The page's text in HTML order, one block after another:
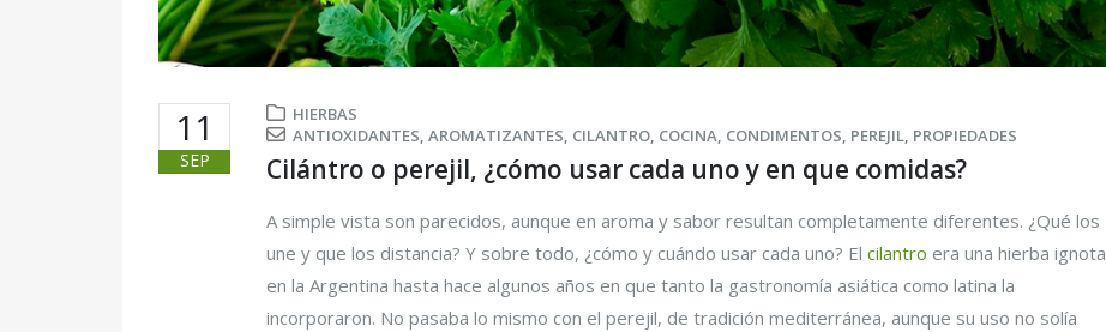
11
SEP
HIERBAS
ANTIOXIDANTES, AROMATIZANTES, CILANTRO, COCINA, CONDIMENTOS, PEREJIL, PROPIEDADES
Cilántro o perejil, ¿cómo usar cada uno y en que comidas?
A simple vista son parecidos, aunque en aroma y sabor resultan completamente diferentes. ¿Qué los
une y que los distancia? Y sobre todo, ¿cómo y cuándo usar cada uno? El cilantro era una hierba ignota
en la Argentina hasta hace algunos años en que tanto la gastronomía asiática como latina la
incorporaron. No pasaba lo mismo con el perejil, de tradición mediterránea, aunque su uso no solía